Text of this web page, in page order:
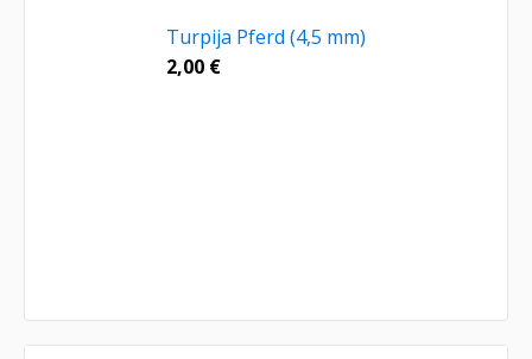
Turpija Pferd (4,5 mm)
2,00 €